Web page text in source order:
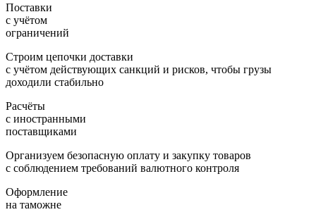
Поставки
с учётом
ограничений
Строим цепочки доставки
с учётом действующих санкций и рисков, чтобы грузы
доходили стабильно
Расчёты
с иностранными
поставщиками
Организуем безопасную оплату и закупку товаров
с соблюдением требований валютного контроля
Оформление
на таможне